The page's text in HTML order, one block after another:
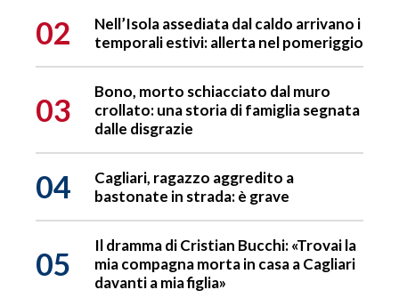
02
Nell’Isola assediata dal caldo arrivano i
temporali estivi: allerta nel pomeriggio
03
Bono, morto schiacciato dal muro
crollato: una storia di famiglia segnata
dalle disgrazie
04
Cagliari, ragazzo aggredito a
bastonate in strada: è grave
05
Il dramma di Cristian Bucchi: «Trovai la
mia compagna morta in casa a Cagliari
davanti a mia figlia»